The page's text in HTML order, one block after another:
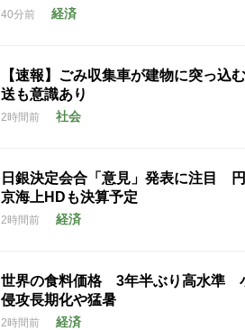
40分前 経済
【速報】ごみ収集車が建物に突っ
送も意識あり
2時間前 社会
日銀決定会合「意見」発表に注目
京海上HDも決算予定
2時間前 経済
世界の食料価格 3年半ぶり高水準
侵攻長期化や猛暑
2時間前 経済